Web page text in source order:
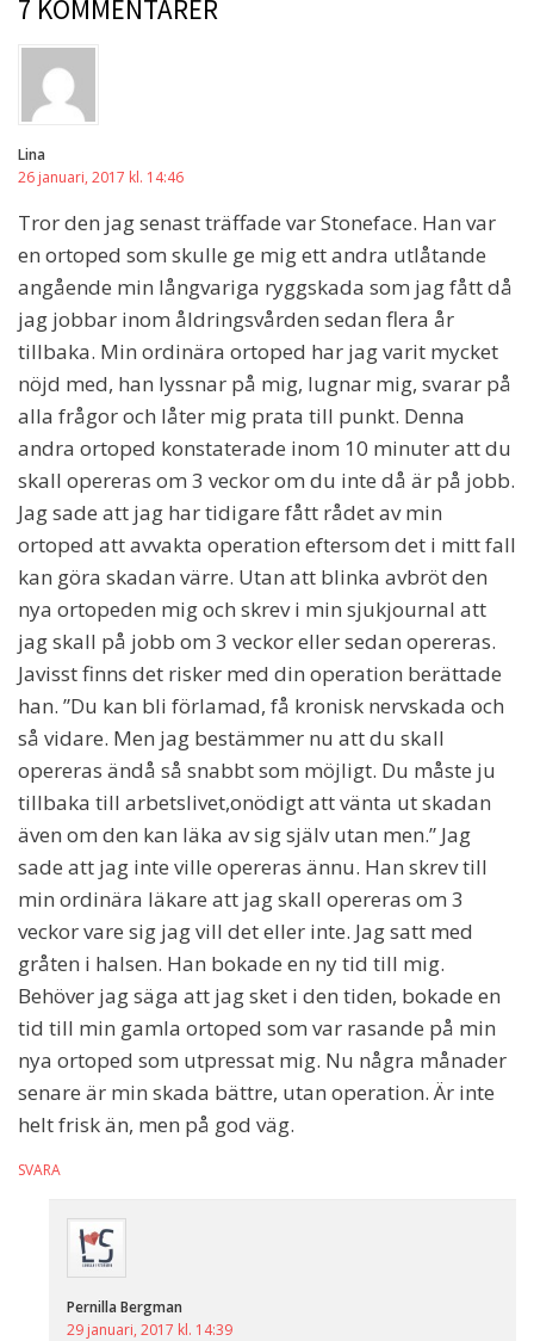
7 KOMMENTARER
Lina
26 januari, 2017 kl. 14:46
Tror den jag senast träffade var Stoneface. Han var
en ortoped som skulle ge mig ett andra utlåtande
angående min långvariga ryggskada som jag fått då
jag jobbar inom åldringsvården sedan flera år
tillbaka. Min ordinära ortoped har jag varit mycket
nöjd med, han lyssnar på mig, lugnar mig, svarar på
alla frågor och låter mig prata till punkt. Denna
andra ortoped konstaterade inom 10 minuter att du
skall opereras om 3 veckor om du inte då är på jobb.
Jag sade att jag har tidigare fått rådet av min
ortoped att avvakta operation eftersom det i mitt fall
kan göra skadan värre. Utan att blinka avbröt den
nya ortopeden mig och skrev i min sjukjournal att
jag skall på jobb om 3 veckor eller sedan opereras.
Javisst finns det risker med din operation berättade
han. ”Du kan bli förlamad, få kronisk nervskada och
så vidare. Men jag bestämmer nu att du skall
opereras ändå så snabbt som möjligt. Du måste ju
tillbaka till arbetslivet,onödigt att vänta ut skadan
även om den kan läka av sig själv utan men.” Jag
sade att jag inte ville opereras ännu. Han skrev till
min ordinära läkare att jag skall opereras om 3
veckor vare sig jag vill det eller inte. Jag satt med
gråten i halsen. Han bokade en ny tid till mig.
Behöver jag säga att jag sket i den tiden, bokade en
tid till min gamla ortoped som var rasande på min
nya ortoped som utpressat mig. Nu några månader
senare är min skada bättre, utan operation. Är inte
helt frisk än, men på god väg.
SVARA
Pernilla Bergman
29 januari, 2017 kl. 14:39